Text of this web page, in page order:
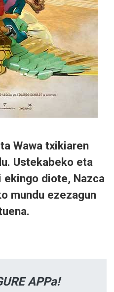
Wawa txikiaren
Ustekabeko eta
diote, Nazca
mundu ezezagun
APPa!